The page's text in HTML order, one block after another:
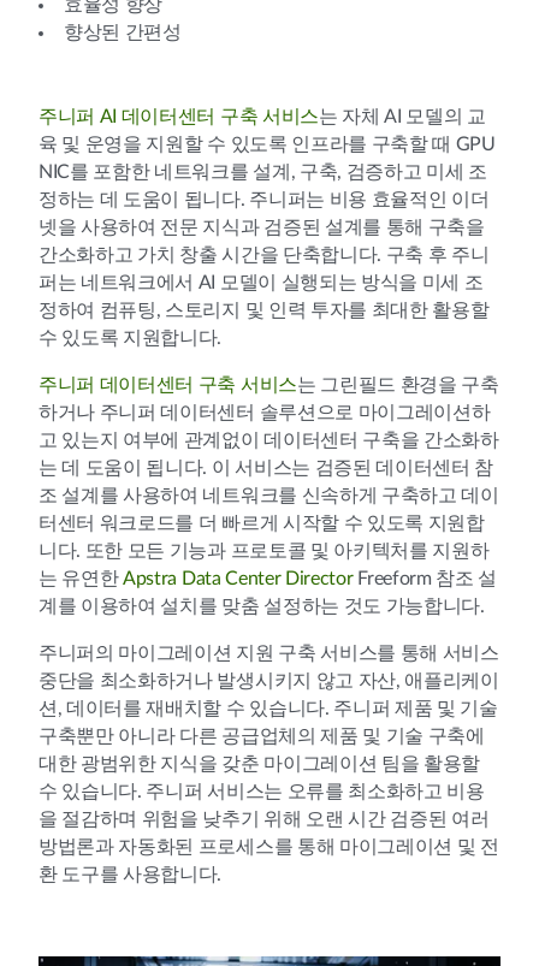
효율성 향상
향상된 간편성
주니퍼 AI 데이터센터 구축 서비스는 자체 AI 모델의 교
육 및 운영을 지원할 수 있도록 인프라를 구축할 때 GPU
NIC를 포함한 네트워크를 설계, 구축, 검증하고 미세 조
정하는 데 도움이 됩니다. 주니퍼는 비용 효율적인 이더
넷을 사용하여 전문 지식과 검증된 설계를 통해 구축을
간소화하고 가치 창출 시간을 단축합니다. 구축 후 주니
퍼는 네트워크에서 AI 모델이 실행되는 방식을 미세 조
정하여 컴퓨팅, 스토리지 및 인력 투자를 최대한 활용할
수 있도록 지원합니다.
주니퍼 데이터센터 구축 서비스는 그린필드 환경을 구축
하거나 주니퍼 데이터센터 솔루션으로 마이그레이션하
고 있는지 여부에 관계없이 데이터센터 구축을 간소화하
는 데 도움이 됩니다. 이 서비스는 검증된 데이터센터 참
조 설계를 사용하여 네트워크를 신속하게 구축하고 데이
터센터 워크로드를 더 빠르게 시작할 수 있도록 지원합
니다. 또한 모든 기능과 프로토콜 및 아키텍처를 지원하
는 유연한Apstra Data Center DirectorFreeform 참조 설
계를 이용하여 설치를 맞춤 설정하는 것도 가능합니다.
주니퍼의 마이그레이션 지원 구축 서비스를 통해 서비스
중단을 최소화하거나 발생시키지 않고 자산, 애플리케이
션, 데이터를 재배치할 수 있습니다. 주니퍼 제품 및 기술
구축뿐만 아니라 다른 공급업체의 제품 및 기술 구축에
대한 광범위한 지식을 갖춘 마이그레이션 팀을 활용할
수 있습니다. 주니퍼 서비스는 오류를 최소화하고 비용
을 절감하며 위험을 낮추기 위해 오랜 시간 검증된 여러
방법론과 자동화된 프로세스를 통해 마이그레이션 및 전
환 도구를 사용합니다.